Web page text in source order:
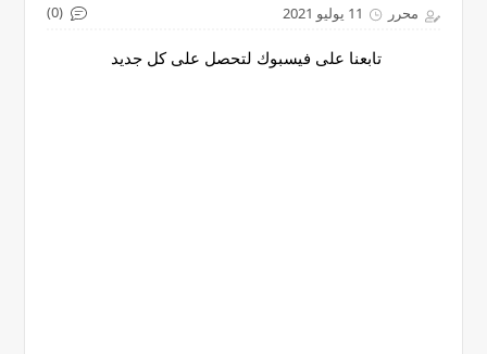
محرر 11 يوليو 2021 (0)
تابعنا على فيسبوك لتحصل على كل جديد